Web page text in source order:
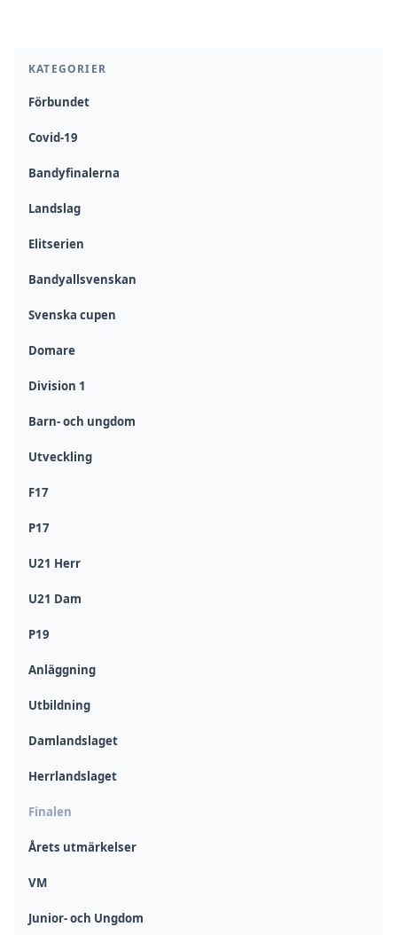
KATEGORIER
Förbundet
Covid-19
Bandyfinalerna
Landslag
Elitserien
Bandyallsvenskan
Svenska cupen
Domare
Division 1
Barn- och ungdom
Utveckling
F17
P17
U21 Herr
U21 Dam
P19
Anläggning
Utbildning
Damlandslaget
Herrlandslaget
Finalen
Årets utmärkelser
VM
Junior- och Ungdom